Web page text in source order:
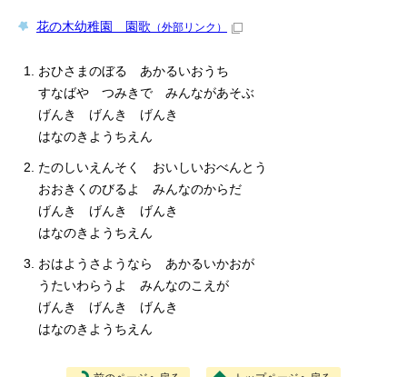
花の木幼稚園 園歌 （外部リンク）
おひさまのぼる あかるいおうち
すなばや つみきで みんながあそぶ
げんき げんき げんき
はなのきようちえん
たのしいえんそく おいしいおべんとう
おおきくのびるよ みんなのからだ
げんき げんき げんき
はなのきようちえん
おはようさようなら あかるいかおが
うたいわらうよ みんなのこえが
げんき げんき げんき
はなのきようちえん